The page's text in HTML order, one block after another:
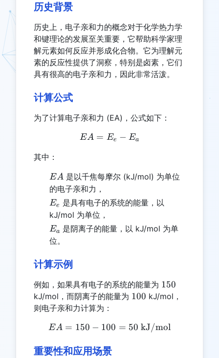
历史背景
历史上，电子亲和力的概念对于化学热力学
和键理论的发展至关重要，它帮助科学家理
解元素如何反应并形成化合物。它为理解元
素的反应性提供了洞察，特别是卤素，它们
具有很高的电子亲和力，因此非常活泼。
计算公式
为了计算电子亲和力 (EA)，公式如下：
EA = E_e - E_a
EA = Ee − Ea
其中：
EA
EA 是以千焦每摩尔 (kJ/mol) 为单位
的电子亲和力，
E_e
Ee
是具有电子的系统的能量，以
kJ/mol 为单位，
E_a
Ea 是阴离子的能量，以 kJ/mol 为单
位。
计算示例
例如，如果具有电子的系统的能量为 150
150
kJ/mol，而阴离子的能量为 100
100 kJ/mol，
则电子亲和力计算为：
EA = 150 - 100 = 50
EA = 150 − 100 = 50 kJ/mol
重要性和应用场景